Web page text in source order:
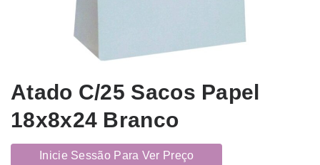
Atado C/25 Sacos Papel
18x8x24 Branco
Inicie Sessão Para Ver Preço